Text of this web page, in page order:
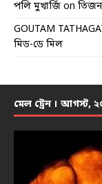
পলি মুখার্জি on
GOUTAM
মিড-ডে মিল
মেল ট্রেন । আগস্ট,